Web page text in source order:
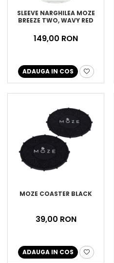
SLEEVE NARGHILEA MOZE
BREEZE TWO, WAVY RED
149,00 RON
ADAUGA IN COS
MOZE COASTER BLACK
39,00 RON
ADAUGA IN COS